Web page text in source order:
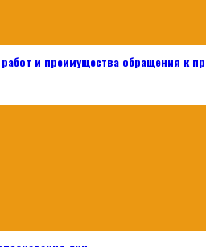
и преимущества обращения к